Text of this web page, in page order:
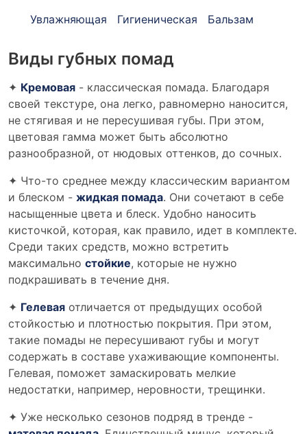
Увлажняющая
Гигиеническая Бальзам
Виды губных помад
✦ Кремовая - классическая помада. Благодаря
своей текстуре, она легко, равномерно наносится,
не стягивая и не пересушивая губы. При этом,
цветовая гамма может быть абсолютно
разнообразной, от нюдовых оттенков, до сочных.
✦ Что-то среднее между классическим вариантом
и блеском - жидкая помада. Они сочетают в себе
насыщенные цвета и блеск. Удобно наносить
кисточкой, которая, как правило, идет в комплекте.
Среди таких средств, можно встретить
максимально стойкие, которые не нужно
подкрашивать в течение дня.
✦ Гелевая отличается от предыдущих особой
стойкостью и плотностью покрытия. При этом,
такие помады не пересушивают губы и могут
содержать в составе ухаживающие компоненты.
Гелевая, поможет замаскировать мелкие
недостатки, например, неровности, трещинки.
✦ Уже несколько сезонов подряд в тренде -